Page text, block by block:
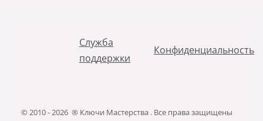
Служба
поддержки
Конфиденциальность
© 2010 - 2026 ® Ключи Мастерства . Все права защищены